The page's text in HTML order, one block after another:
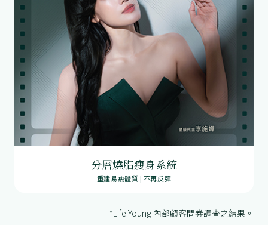
分層燒脂瘦身系統
重建易瘦體質 | 不再反彈
*Life Young 內部顧客問券調查之結果。